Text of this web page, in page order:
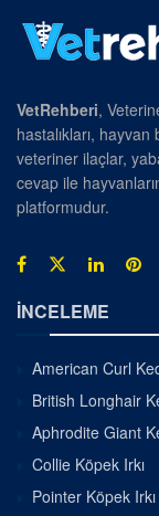
VetRehberi,
hastalıkları,
veteriner ilaçlar,
cevap ile
platformudur.
İNCELEME
American Curl
British Longhair
Aphrodite Giant
Collie Köpek Irkı
Pointer Köpek